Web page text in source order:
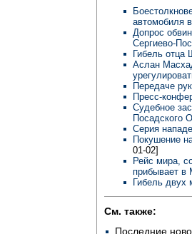
автомобиля
Допрос
Сергиево-
Гибель
Аслан
Передаче
Пресс-
Судебное
Серия
Покушение
01-02]
Рейс мира,
прибывает в
Гибель двух
См. также:
Последние